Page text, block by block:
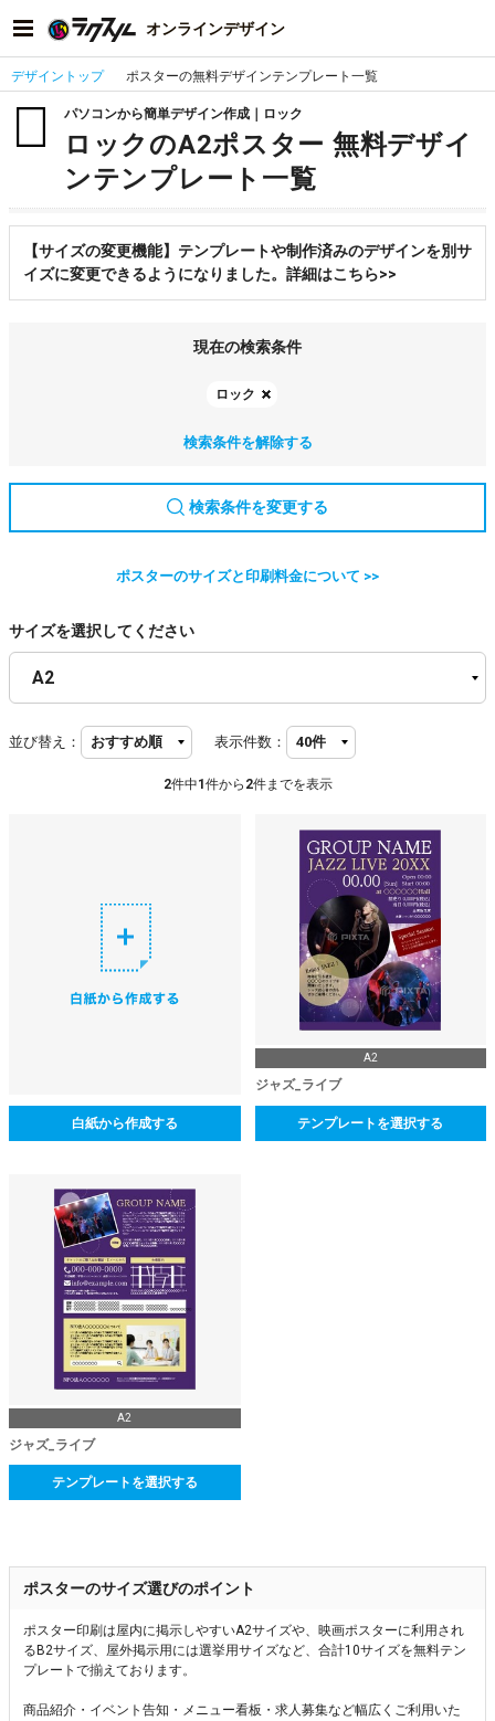
オンラインデザイン
デザイントップ ポスターの無料デザインテンプレート一覧
パソコンから簡単デザイン作成｜ロック
ロックのA2ポスター 無料デザイ
ンテンプレート一覧
【サイズの変更機能】テンプレートや制作済みのデザインを別サ
イズに変更できるようになりました。詳細はこちら>>
現在の検索条件
ロック
検索条件を解除する
検索条件を変更する
ポスターのサイズと印刷料金について >>
サイズを選択してください
並び替え： 表示件数：
2件中1 件から 2件までを表示
白紙から作成する
A2
ジャズ_ライブ
テンプレートを選択する
A2
ジャズ_ライブ
テンプレートを選択する
ポスターのサイズ選びのポイント
ポスター印刷は屋内に掲示しやすいA2サイズや、映画ポスターに利用され
るB2サイズ、屋外掲示用には選挙用サイズなど、合計10サイズを無料テン
プレートで揃えております。
商品紹介・イベント告知・メニュー看板・求人募集など幅広くご利用いた